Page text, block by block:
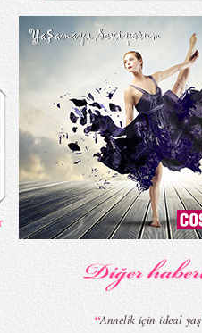
“Annelik için ideal yaş